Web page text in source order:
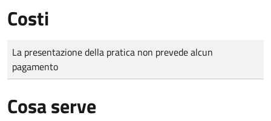
Costi
Tipo di pagamento
Importo
La presentazione della pratica non prevede alcun
pagamento
Cosa serve